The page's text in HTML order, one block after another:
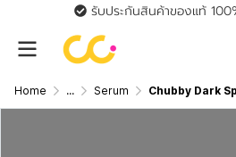
รับประกันสินค้าของแท้
Home ... Serum Chubby Dark Spot Gel